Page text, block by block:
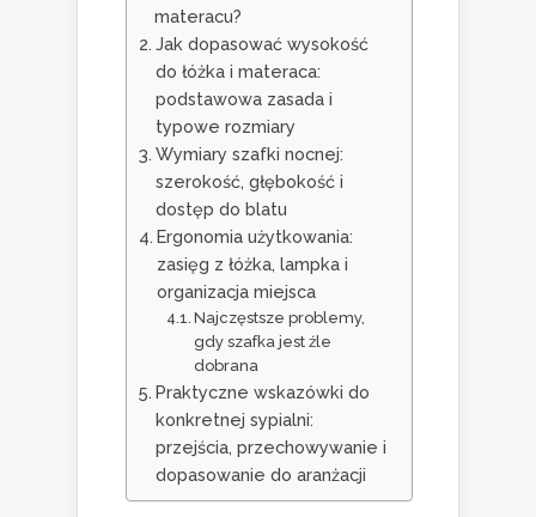
materacu?
Jak dopasować wysokość
do łóżka i materaca:
podstawowa zasada i
typowe rozmiary
Wymiary szafki nocnej:
szerokość, głębokość i
dostęp do blatu
Ergonomia użytkowania:
zasięg z łóżka, lampka i
organizacja miejsca
Najczęstsze problemy,
gdy szafka jest źle
dobrana
Praktyczne wskazówki do
konkretnej sypialni:
przejścia, przechowywanie i
dopasowanie do aranżacji